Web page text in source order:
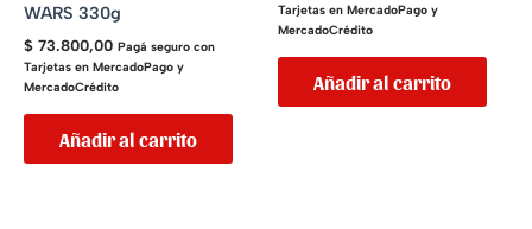
WARS 330g
$ 73.800,00 Pagá seguro con
Tarjetas en MercadoPago y
MercadoCrédito
Añadir al carrito
Tarjetas en MercadoPago y
MercadoCrédito
Añadir al carrito